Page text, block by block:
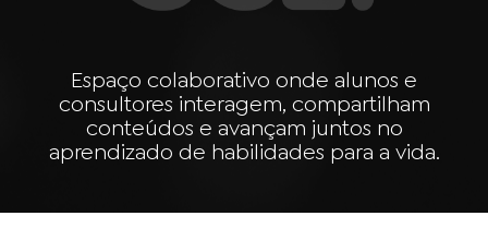
Espaço colaborativo onde alunos e
consultores interagem, compartilham
conteúdos e avançam juntos no
aprendizado de habilidades para a vida.